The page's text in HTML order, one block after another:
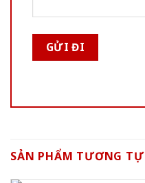
SẢN PHẨM TƯƠNG TỰ